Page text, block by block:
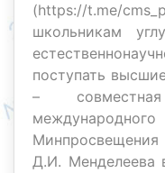
(https://t.me/
школьникам
поступать
–
Д.И. Менделеева